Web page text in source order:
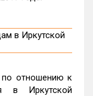
по отношению к
в Иркутской